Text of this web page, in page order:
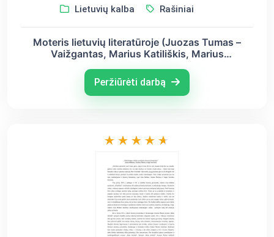
Lietuvių kalba Rašiniai
Moteris lietuvių literatūroje (Juozas Tumas –
Vaižgantas, Marius Katiliškis, Marius
Peržiūrėti darbą